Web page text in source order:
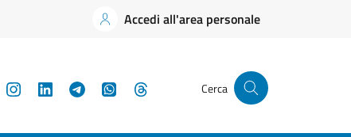
Accedi all'area personale
YouTubeInstagramLinkedInTelegramWhatsApp Cerca